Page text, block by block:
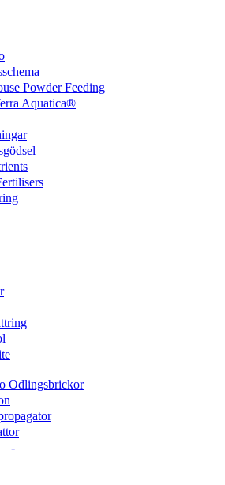
Powder Feeding
Aquatica®
Odlingsbrickor